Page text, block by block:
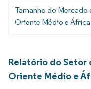
Tamanho do Mercado
Oriente Médio e África
Relatório do Setor
Oriente Médio e